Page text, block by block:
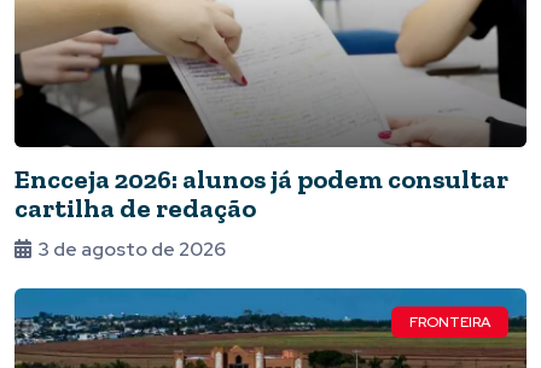
Encceja 2026: alunos já podem consultar
cartilha de redação
3 de agosto de 2026
FRONTEIRA